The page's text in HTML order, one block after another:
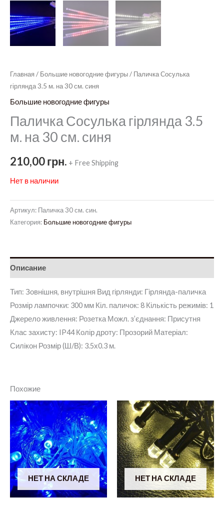
Главная / Большие новогодние фигуры/ Паличка Сосулька
гірлянда 3.5 м. на 30 см. синя
Большие новогодние фигуры
Паличка Сосулька гірлянда 3.5
м. на 30 см. синя
210,00грн. + Free Shipping
Нет в наличии
Артикул: Паличка 30 см. син.
Категория: Большие новогодние фигуры
Описание
Тип: Зовнішня, внутрішня Вид гірлянди: Гірлянда-паличка
Розмір лампочки: 300 мм Кіл. паличок: 8 Кількість режимів: 1
Джерело живлення: Розетка Можл. з’єднання: Присутня
Клас захисту: IP44 Колір дроту: Прозорий Матеріал:
Силікон Розмір (Ш/В): 3.5х0.3 м.
Похожие
НЕТ НА СКЛАДЕ НЕТ НА СКЛАДЕ